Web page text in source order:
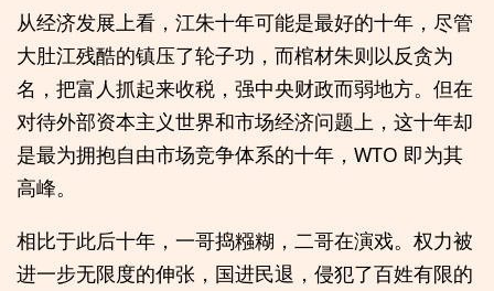
从经济发展上看，江朱十年可能是最好的十年，尽管
大肚江残酷的镇压了轮子功，而棺材朱则以反贪为
名，把富人抓起来收税，强中央财政而弱地方。但在
对待外部资本主义世界和市场经济问题上，这十年却
是最为拥抱自由市场竞争体系的十年，WTO 即为其
高峰。
相比于此后十年，一哥捣糨糊，二哥在演戏。权力被
进一步无限度的伸张，国进民退，侵犯了百姓有限的